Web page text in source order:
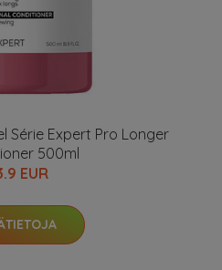
Série Expert Pro Longer
500ml
EUR